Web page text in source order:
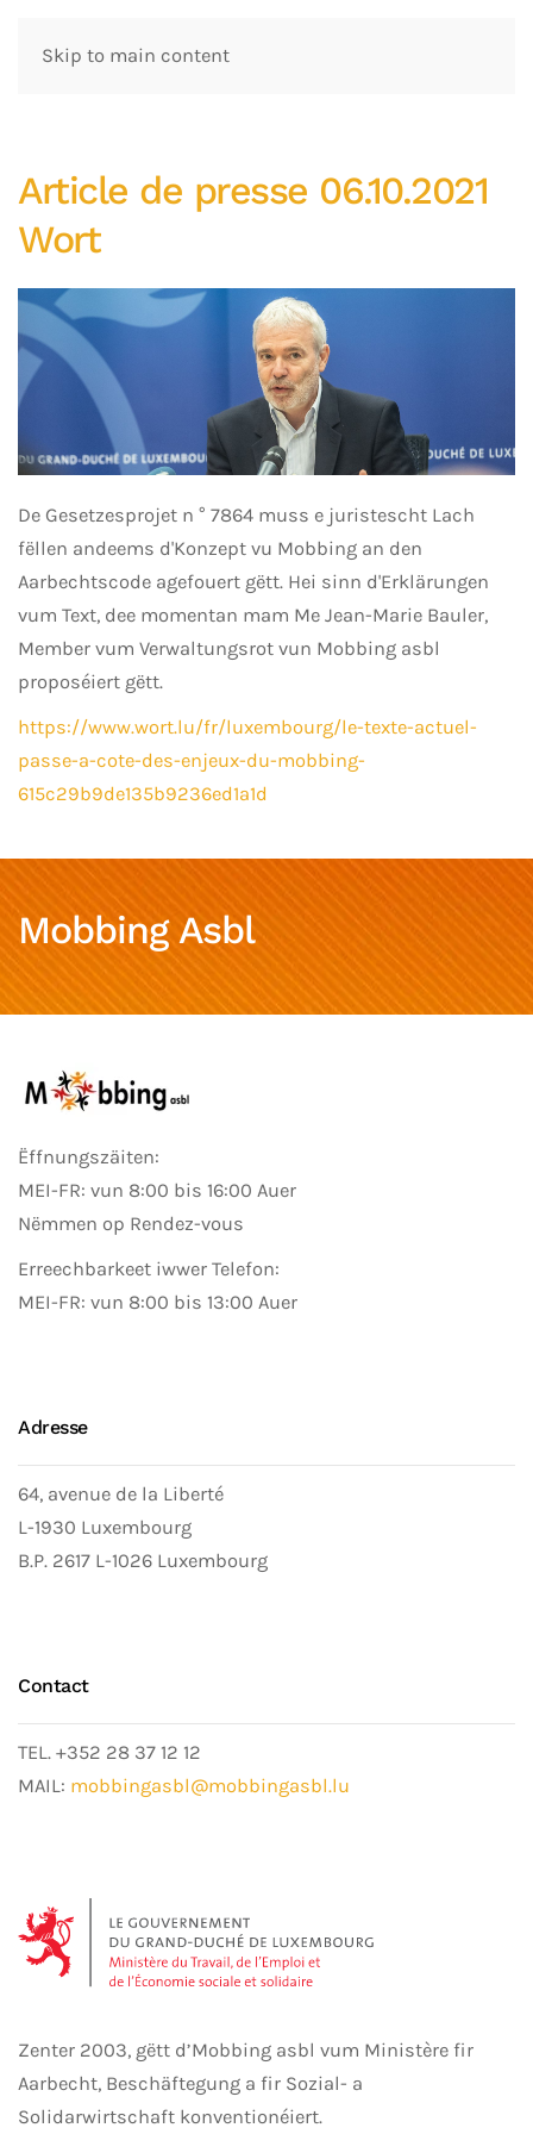
Skip to main content
Article de presse 06.10.2021
Wort
De Gesetzesprojet n ° 7864 muss e juristescht Lach
fëllen andeems d'Konzept vu Mobbing an den
Aarbechtscode agefouert gëtt. Hei sinn d'Erklärungen
vum Text, dee momentan mam Me Jean-Marie Bauler,
Member vum Verwaltungsrot vun Mobbing asbl
proposéiert gëtt.
https://www.wort.lu/fr/luxembourg/le-texte-actuel-
passe-a-cote-des-enjeux-du-mobbing-
615c29b9de135b9236ed1a1d
Mobbing Asbl
Ëffnungszäiten:
MEI-FR: vun 8:00 bis 16:00 Auer
Nëmmen op Rendez-vous
Erreechbarkeet iwwer Telefon:
MEI-FR: vun 8:00 bis 13:00 Auer
Adresse
64, avenue de la Liberté
L-1930 Luxembourg
B.P. 2617 L-1026 Luxembourg
Contact
TEL. +352 28 37 12 12
MAIL: mobbingasbl@mobbingasbl.lu
Zenter 2003, gëtt d’Mobbing asbl vum Ministère fir
Aarbecht, Beschäftegung a fir Sozial- a
Solidarwirtschaft konventionéiert.